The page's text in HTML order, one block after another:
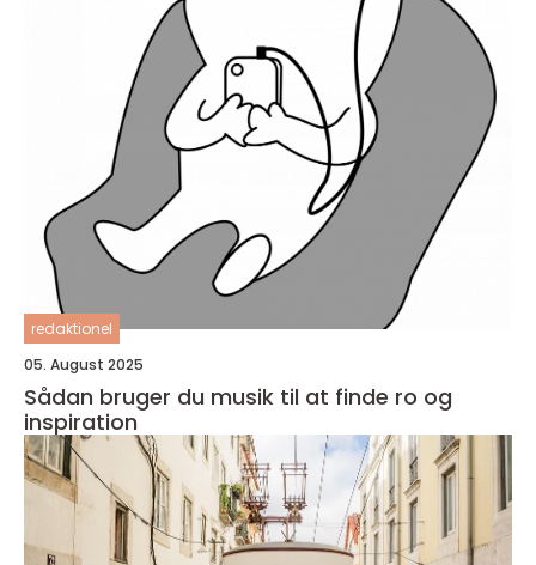
redaktionel
05. August 2025
Sådan bruger du musik til at finde ro og
inspiration